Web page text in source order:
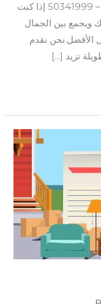
اتصل أو واتساب: 50341888 – 50341999 إذا كنت
بين الجمال
الأفضل.نحن نقدم
تزيد […]